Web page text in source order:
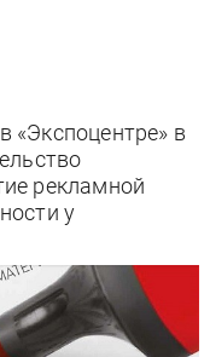
«Экспоцентре» в
рекламной
у